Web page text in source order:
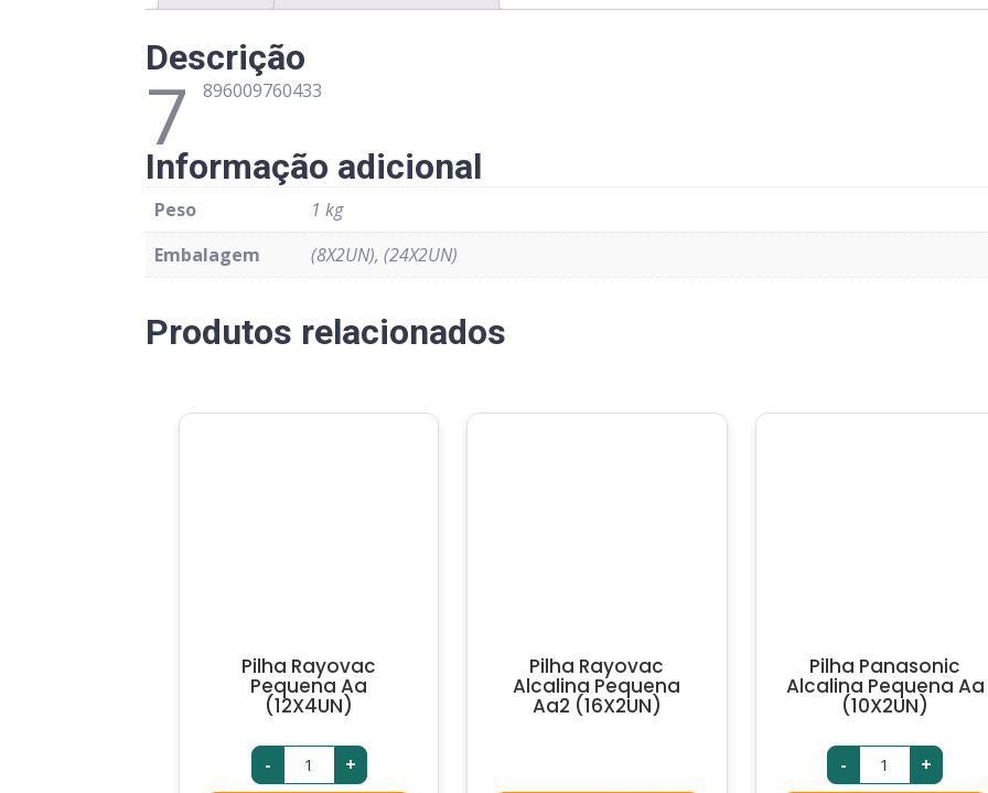
Descrição
7 896009760433
Informação adicional
Peso
1 kg
Embalagem
(8X2UN), (24X2UN)
Produtos relacionados
Pilha Rayovac
Pequena Aa
(12X4UN)
- +
Pilha Rayovac
Alcalina Pequena
Aa2 (16X2UN)
Pilha Panasonic
Alcalina Pequena Aa
(10X2UN)
- +